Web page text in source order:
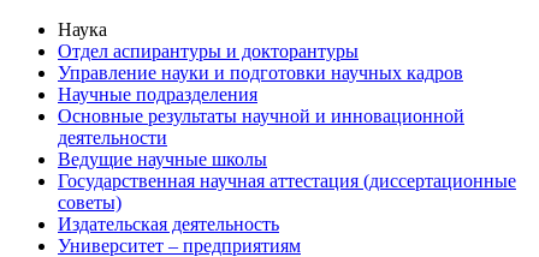
Наука
Отдел аспирантуры и докторантуры
Управление науки и подготовки научных кадров
Научные подразделения
Основные результаты научной и инновационной
деятельности
Ведущие научные школы
Государственная научная аттестация (диссертационные
советы)
Издательская деятельность
Университет – предприятиям